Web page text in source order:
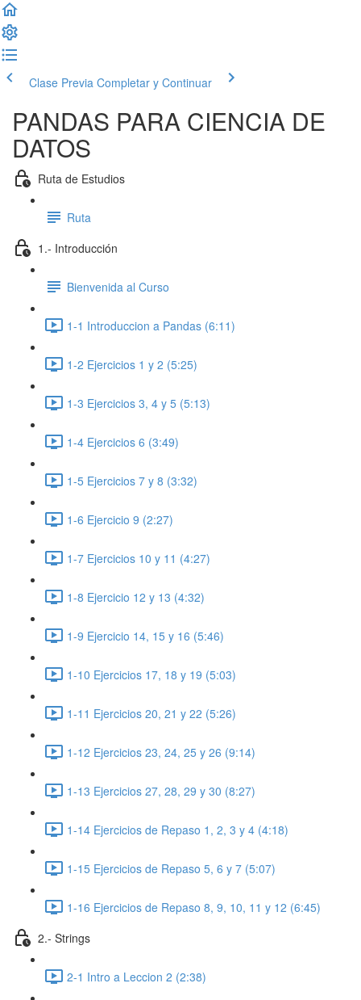
Clase Previa Completar y Continuar
PANDAS PARA CIENCIA DE
DATOS
Ruta de Estudios
Ruta
1.- Introducción
Bienvenida al Curso
1-1 Introduccion a Pandas (6:11)
1-2 Ejercicios 1 y 2 (5:25)
1-3 Ejercicios 3, 4 y 5 (5:13)
1-4 Ejercicios 6 (3:49)
1-5 Ejercicios 7 y 8 (3:32)
1-6 Ejercicio 9 (2:27)
1-7 Ejercicios 10 y 11 (4:27)
1-8 Ejercicio 12 y 13 (4:32)
1-9 Ejercicio 14, 15 y 16 (5:46)
1-10 Ejercicios 17, 18 y 19 (5:03)
1-11 Ejercicios 20, 21 y 22 (5:26)
1-12 Ejercicios 23, 24, 25 y 26 (9:14)
1-13 Ejercicios 27, 28, 29 y 30 (8:27)
1-14 Ejercicios de Repaso 1, 2, 3 y 4 (4:18)
1-15 Ejercicios de Repaso 5, 6 y 7 (5:07)
1-16 Ejercicios de Repaso 8, 9, 10, 11 y 12 (6:45)
2.- Strings
2-1 Intro a Leccion 2 (2:38)